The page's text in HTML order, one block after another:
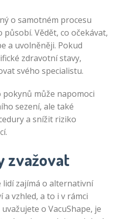
o samotném procesu
působí. Vědět, co očekávat,
a uvolněněji. Pokud
zdravotní stavy,
svého specialistu.
může napomoci
sezení, ale také
a snížit riziko
zvažovat
lidí zajímá o alternativní
a vzhled, a to i v rámci
o VacuShape, je